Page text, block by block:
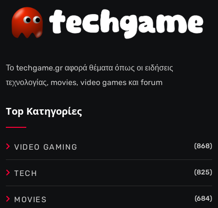
Το techgame.gr αφορά θέματα όπως οι ειδήσεις
τεχνολογίας, movies, video games και forum
Top Κατηγορίες
VIDEO GAMING (868)
TECH (825)
MOVIES (684)